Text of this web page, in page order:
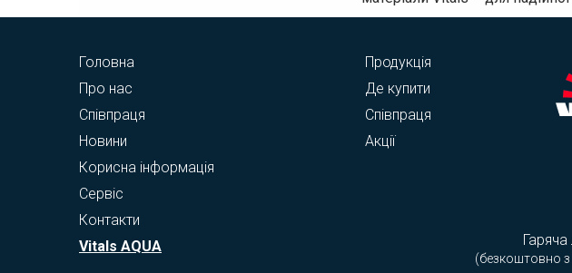
Головна
Про нас
Співпраця
Новини
Корисна інформація
Сервіс
Контакти
Vitals AQUA
Продукція
Де купити
Співпраця
Акції
Гаряча
(безкоштовно з